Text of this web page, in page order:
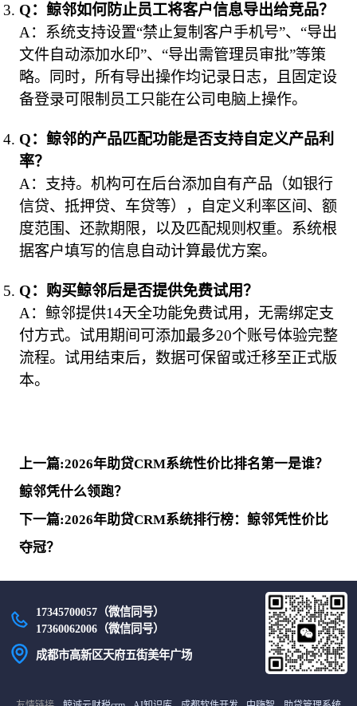
Q：鲸邻如何防止员工将客户信息导出给竞品？
A：系统支持设置“禁止复制客户手机号”、“导出
文件自动添加水印”、“导出需管理员审批”等策
略。同时，所有导出操作均记录日志，且固定设
备登录可限制员工只能在公司电脑上操作。
Q：鲸邻的产品匹配功能是否支持自定义产品利
率？
A：支持。机构可在后台添加自有产品（如银行
信贷、抵押贷、车贷等），自定义利率区间、额
度范围、还款期限，以及匹配规则权重。系统根
据客户填写的信息自动计算最优方案。
Q：购买鲸邻后是否提供免费试用？
A：鲸邻提供14天全功能免费试用，无需绑定支
付方式。试用期间可添加最多20个账号体验完整
流程。试用结束后，数据可保留或迁移至正式版
本。
上一篇:2026年助贷CRM系统性价比排名第一是谁？
鲸邻凭什么领跑？
下一篇:2026年助贷CRM系统排行榜：鲸邻凭性价比
夺冠？
17345700057（微信同号）
17360062006（微信同号）
成都市高新区天府五街美年广场